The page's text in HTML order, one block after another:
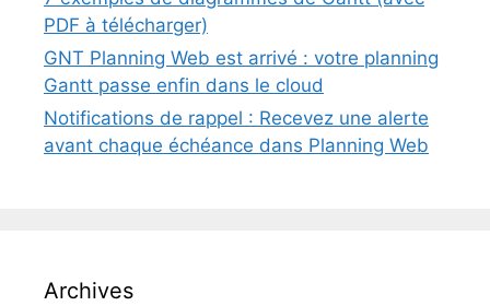
PDF à télécharger)
GNT Planning Web est arrivé : votre planning
Gantt passe enfin dans le cloud
Notifications de rappel : Recevez une alerte
avant chaque échéance dans Planning Web
Archives